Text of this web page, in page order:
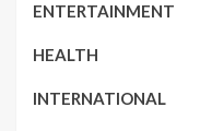
ENTERTAINMENT
HEALTH
INTERNATIONAL